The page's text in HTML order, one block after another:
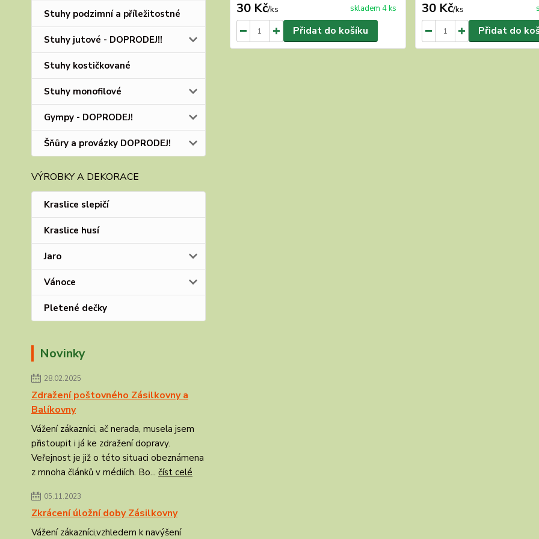
Stuhy podzimní a příležitostné
Stuhy jutové - DOPRODEJ!!
Stuhy kostičkované
Stuhy monofilové
Gympy - DOPRODEJ!
Šňůry a provázky DOPRODEJ!
VÝROBKY A DEKORACE
Kraslice slepičí
Kraslice husí
Jaro
Vánoce
Pletené dečky
Novinky
28.02.2025
Zdražení poštovného Zásilkovny a
Balíkovny
Vážení zákazníci, ač nerada, musela jsem
přistoupit i já ke zdražení dopravy.
Veřejnost je již o této situaci obeznámena
z mnoha článků v médiích. Bo... číst celé
05.11.2023
Zkrácení úložní doby Zásilkovny
Vážení zákazníci,vzhledem k navýšení
30 Kč/ks skladem 4 ks
Přidat do košíku
30 Kč/ks
Přidat do